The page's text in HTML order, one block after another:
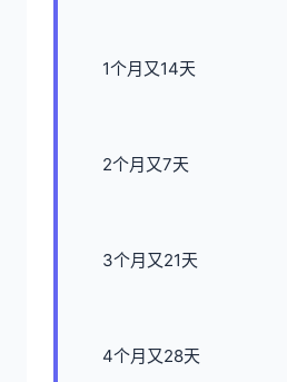
1个月又14天
2个月又7天
3个月又21天
4个月又28天